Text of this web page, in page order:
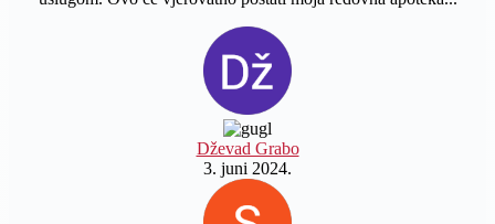
Dževad Grabo
3. juni 2024.